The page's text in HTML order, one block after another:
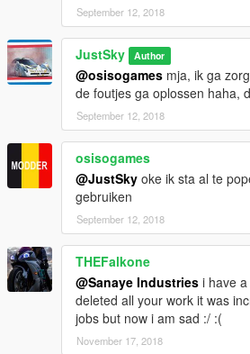
September 12, 2018
JustSky Author
@osisogames mja, ik ga
de foutjes ga oplossen haha,
September 12, 2018
osisogames
@JustSky oke ik sta al te
gebruiken
September 12, 2018
THEFalkone
@Sanaye Industries i have
deleted all your work it was
jobs but now i am sad :/ :(
November 17, 2018